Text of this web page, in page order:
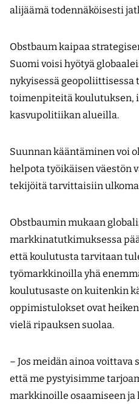
alijäämä todennäköisesti
Obstbaum kaipaa
Suomi voisi hyötyä
nykyisessä geopoliittisessa
toimenpiteitä koulutuksen,
kasvupolitiikan alueilla.
Suunnan kääntäminen voi
helpota työikäisen väestön
tekijöitä tarvittaisiin
Obstbaumin mukaan
markkinatutkimuksessa
että koulutusta tarvitaan
työmarkkinoilla yhä
koulutusaste on kuitenkin
oppimistulokset ovat
vielä ripauksen suolaa.
– Jos meidän ainoa
että me pystyisimme
markkinoille osaamiseen ja